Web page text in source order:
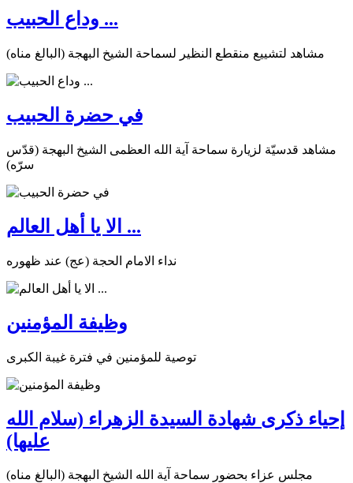
وداع الحبيب ...
مشاهد لتشييع منقطع النظير لسماحة الشيخ البهجة (البالغ مناه)
في حضرة الحبيب
مشاهد قدسيّة لزيارة سماحة آية الله العظمى الشيخ البهجة (قدّس
سرّه)
الا يا أهل العالم ...
نداء الامام الحجة (عج) عند ظهوره
وظيفة المؤمنين
توصية للمؤمنين في فترة غيبة الكبرى
إحياء ذكرى شهادة السيدة الزهراء (سلام الله
عليها)
مجلس عزاء بحضور سماحة آية الله الشيخ البهجة (البالغ مناه)